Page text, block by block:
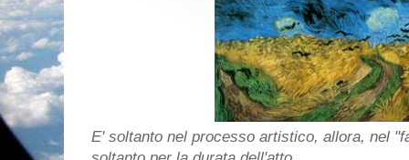
E' soltanto nel processo artistico, allora, nel